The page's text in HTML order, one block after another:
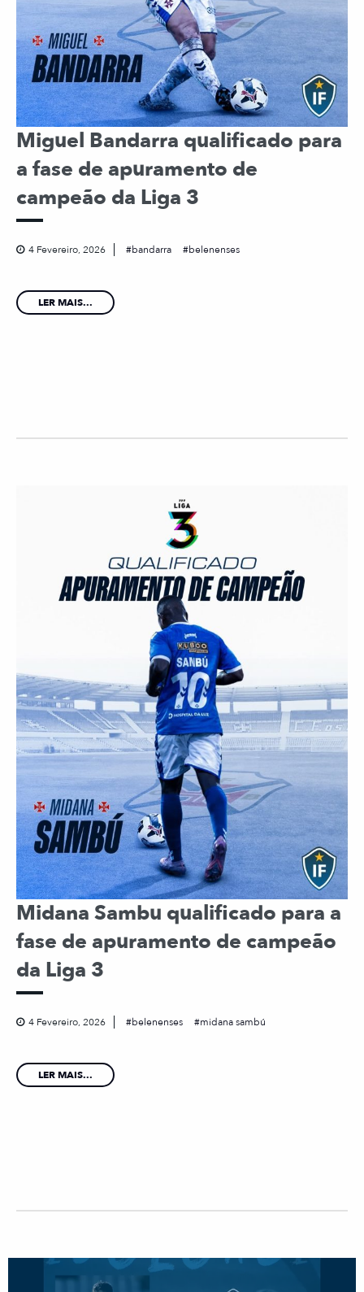
Miguel Bandarra qualificado para
a fase de apuramento de
campeão da Liga 3
4 Fevereiro, 2026 bandarra belenenses
LER MAIS...
Midana Sambu qualificado para a
fase de apuramento de campeão
da Liga 3
4 Fevereiro, 2026 belenenses midana sambú
LER MAIS...